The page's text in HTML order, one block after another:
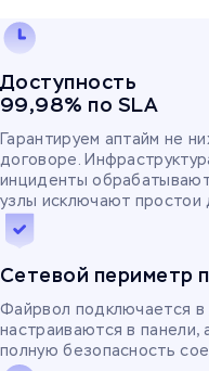
Доступность
99,98% по SLA
Гарантируем аптайм не
договоре.
инциденты
узлы исключают простои
Сетевой периметр
Файрвол подключается в
настраиваются в панели,
полную безопасность